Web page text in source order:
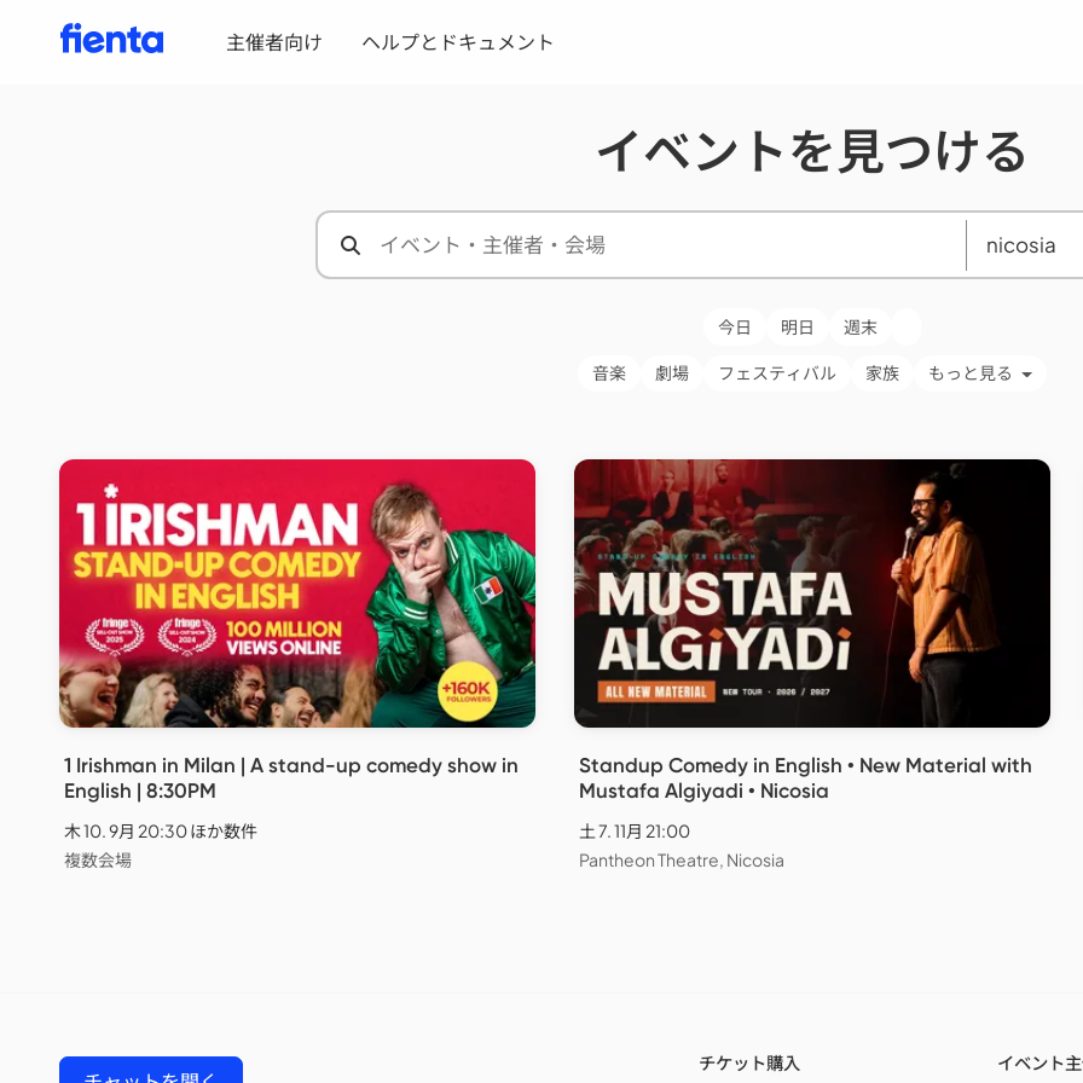
主催者向け ヘルプとドキュメント
イベントを見つける
今日 明日 週末
音楽 劇場 フェスティバル 家族 もっと見る
1 Irishman in Milan | A stand-up comedy show in
English | 8:30PM
木 10. 9月 20:30 ほか数件
複数会場
Standup Comedy in English • New Material with
Mustafa Algiyadi • Nicosia
土 7. 11月 21:00
Pantheon Theatre, Nicosia
チケット購入 イベント